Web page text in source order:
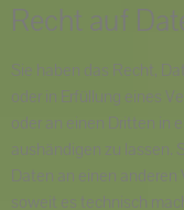
Recht auf
Sie haben das Recht,
oder in Erfüllung eines
oder an einen Dritten in
aushändigen zu lassen.
Daten an einen
soweit es technisch